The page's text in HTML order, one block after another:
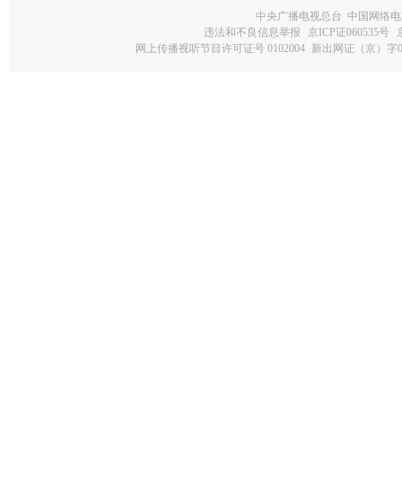
中央广播电视总台 中国网络
违法和不良信息举报
京ICP证060535号
网上传播视听节目许可证号 0102004 新出网证（京）